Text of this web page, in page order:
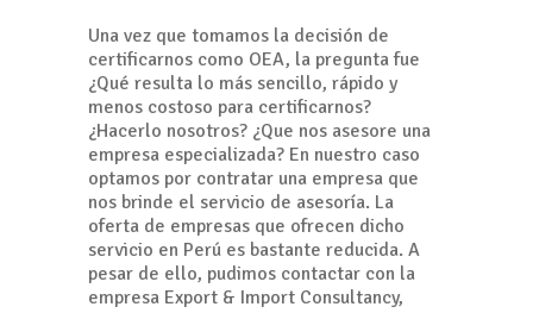
Una vez que tomamos la decisión de
certificarnos como OEA, la pregunta fue
¿Qué resulta lo más sencillo, rápido y
menos costoso para certificarnos?
¿Hacerlo nosotros? ¿Que nos asesore una
empresa especializada? En nuestro caso
optamos por contratar una empresa que
nos brinde el servicio de asesoría. La
oferta de empresas que ofrecen dicho
servicio en Perú es bastante reducida. A
pesar de ello, pudimos contactar con la
empresa Export & Import Consultancy,